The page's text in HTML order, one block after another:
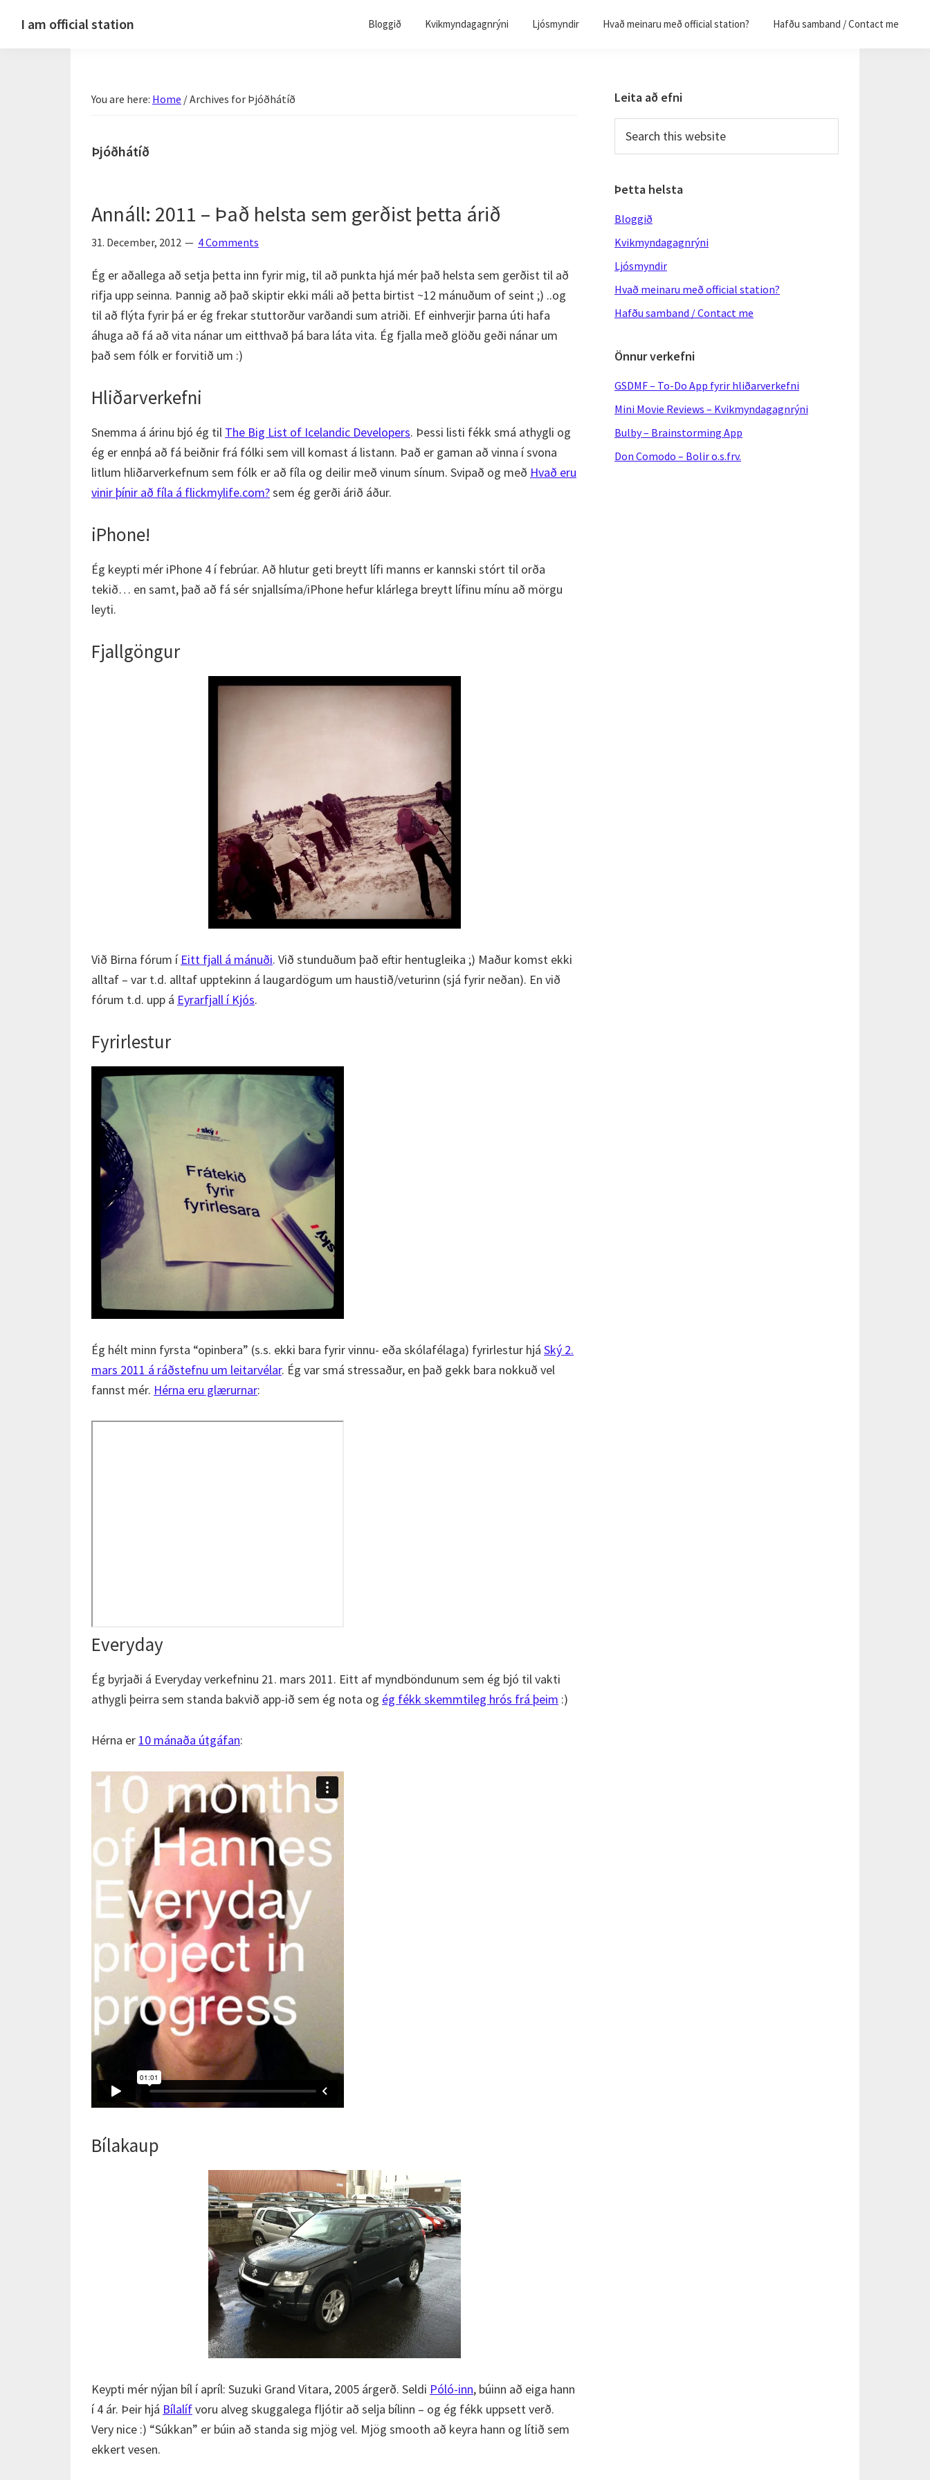
I am official station Bloggið Kvikmyndagagnrýni Ljósmyndir Hvað meinaru með official station? Hafðu samband / Contact me
You are here: Home /Archives for Þjóðhátíð
Þjóðhátíð
Annáll: 2011 – Það helsta sem gerðist þetta árið
31. December, 2012 4 Comments
Ég er aðallega að setja þetta inn fyrir mig, til að punkta hjá mér það helsta sem gerðist til að
rifja upp seinna. Þannig að það skiptir ekki máli að þetta birtist ~12 mánuðum of seint ;) ..og
til að flýta fyrir þá er ég frekar stuttorður varðandi sum atriði. Ef einhverjir þarna úti hafa
áhuga að fá að vita nánar um eitthvað þá bara láta vita. Ég fjalla með glöðu geði nánar um
það sem fólk er forvitið um :)
Hliðarverkefni
Snemma á árinu bjó ég til The Big List of Icelandic Developers. Þessi listi fékk smá athygli og
ég er ennþá að fá beiðnir frá fólki sem vill komast á listann. Það er gaman að vinna í svona
litlum hliðarverkefnum sem fólk er að fíla og deilir með vinum sínum. Svipað og með Hvað eru
vinir þínir að fíla á flickmylife.com?sem ég gerði árið áður.
iPhone!
Ég keypti mér iPhone 4 í febrúar. Að hlutur geti breytt lífi manns er kannski stórt til orða
tekið… en samt, það að fá sér snjallsíma/iPhone hefur klárlega breytt lífinu mínu að mörgu
leyti.
Fjallgöngur
Við Birna fórum í Eitt fjall á mánuði. Við stunduðum það eftir hentugleika ;) Maður komst ekki
alltaf – var t.d. alltaf upptekinn á laugardögum um haustið/veturinn (sjá fyrir neðan). En við
fórum t.d. upp á Eyrarfjall í Kjós.
Fyrirlestur
Ég hélt minn fyrsta “opinbera” (s.s. ekki bara fyrir vinnu- eða skólafélaga) fyrirlestur hjá Ský 2.
mars 2011 á ráðstefnu um leitarvélar. Ég var smá stressaður, en það gekk bara nokkuð vel
fannst mér. Hérna eru glærurnar:
Everyday
Ég byrjaði á Everyday verkefninu 21. mars 2011. Eitt af myndböndunum sem ég bjó til vakti
athygli þeirra sem standa bakvið app-ið sem ég nota og ég fékk skemmtileg hrós frá þeim :)
Hérna er 10 mánaða útgáfan:
Bílakaup
Keypti mér nýjan bíl í apríl: Suzuki Grand Vitara, 2005 árgerð. Seldi Póló-inn, búinn að eiga hann
í 4 ár. Þeir hjá Bílalífvoru alveg skuggalega fljótir að selja bílinn – og ég fékk uppsett verð.
Very nice :) “Súkkan” er búin að standa sig mjög vel. Mjög smooth að keyra hann og lítið sem
ekkert vesen.
Primary
Sidebar
Leita að efni
this
Þetta helsta
Bloggið
Kvikmyndagagnrýni
Ljósmyndir
Hvað meinaru með official station?
Hafðu samband / Contact me
Önnur verkefni
GSDMF – To-Do App fyrir hliðarverkefni
Mini Movie Reviews – Kvikmyndagagnrýni
Bulby – Brainstorming App
Don Comodo – Bolir o.s.frv.